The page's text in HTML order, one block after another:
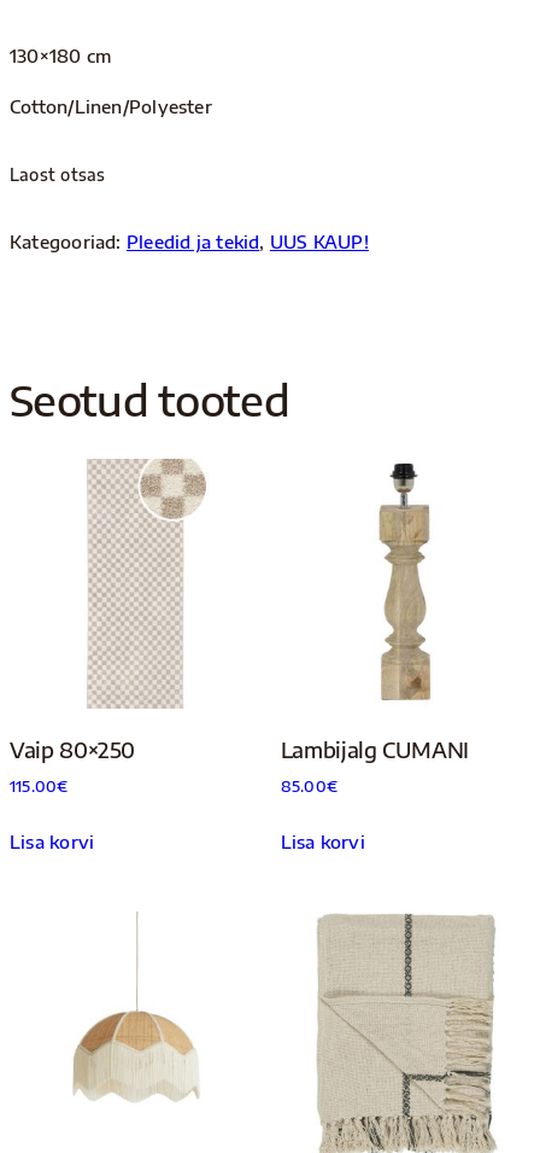
130×180 cm
Cotton/Linen/Polyester
Laost otsas
Kategooriad: Pleedid ja tekid, UUS KAUP!
Seotud tooted
Vaip 80×250
115.00€
Lisa korvi
Lambijalg CUMANI
85.00€
Lisa korvi